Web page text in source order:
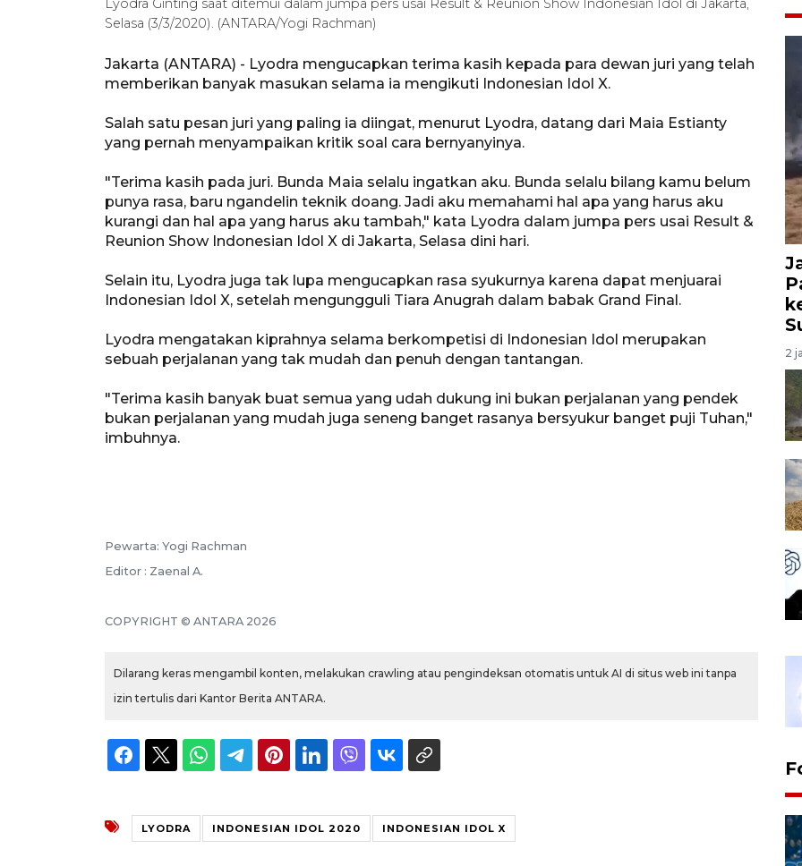
Lyodra Ginting saat ditemui dalam jumpa pers usai Result & Reunion Show Indonesian Idol di Jakarta,
Selasa (3/3/2020). (ANTARA/Yogi Rachman)
Jakarta (ANTARA) - Lyodra mengucapkan terima kasih kepada para dewan juri yang telah
memberikan banyak masukan selama ia mengikuti Indonesian Idol X.
Salah satu pesan juri yang paling ia diingat, menurut Lyodra, datang dari Maia Estianty
yang pernah menyampaikan kritik soal cara bernyanyinya.
"Terima kasih pada juri. Bunda Maia selalu ingatkan aku. Bunda selalu bilang kamu belum
punya rasa, baru ngandelin teknik doang. Jadi aku memahami hal apa yang harus aku
kurangi dan hal apa yang harus aku tambah," kata Lyodra dalam jumpa pers usai Result &
Reunion Show Indonesian Idol X di Jakarta, Selasa dini hari.
Selain itu, Lyodra juga tak lupa mengucapkan rasa syukurnya karena dapat menjuarai
Indonesian Idol X, setelah mengungguli Tiara Anugrah dalam babak Grand Final.
Lyodra mengatakan kiprahnya selama berkompetisi di Indonesian Idol merupakan
sebuah perjalanan yang tak mudah dan penuh dengan tantangan.
"Terima kasih banyak buat semua yang udah dukung ini bukan perjalanan yang pendek
bukan perjalanan yang mudah juga seneng banget rasanya bersyukur banget puji Tuhan,"
imbuhnya.
Pewarta: Yogi Rachman
Editor : Zaenal A.
COPYRIGHT © ANTARA 2026
Dilarang keras mengambil konten, melakukan crawling atau pengindeksan otomatis untuk AI di situs web ini tanpa
izin tertulis dari Kantor Berita ANTARA.
LYODRA INDONESIAN IDOL 2020 INDONESIAN IDOL X
2